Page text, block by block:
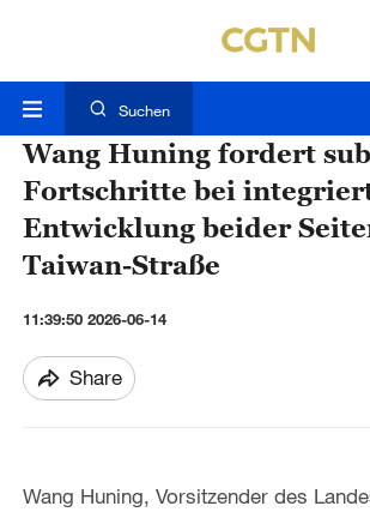
Suchen
Wang Huning fordert
Fortschritte bei
Entwicklung beider
Taiwan-Straße
11:39:50 2026-06-14
Share
Wang Huning, Vorsitzender des